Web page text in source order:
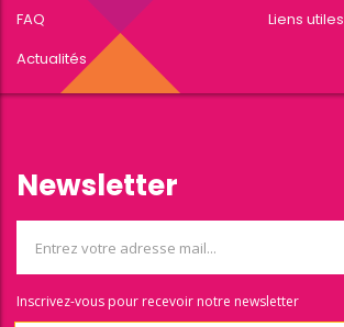
FAQ
Liens utiles
Actualités
Newsletter
Inscrivez-vous pour recevoir notre newsletter